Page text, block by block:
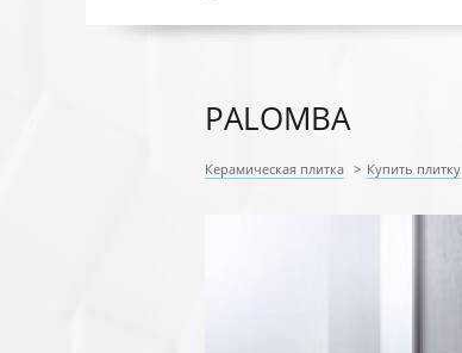
PALOMBA
Керамическая плитка > Купить плитку